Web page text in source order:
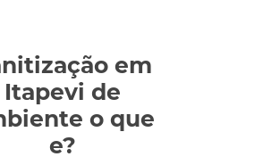
em
Itapevi de
o que
e?